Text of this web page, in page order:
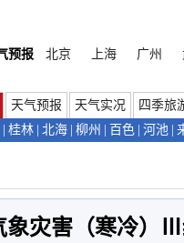
预报
北京 上海 广州
天气预报 天气实况 四季旅
桂林 北海 柳州 百色 河池
象灾害（寒冷）